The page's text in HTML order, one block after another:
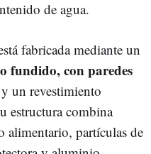
de agua.
fabricada mediante un
fundido, con paredes
y un revestimiento
estructura combina
alimentario, partículas de